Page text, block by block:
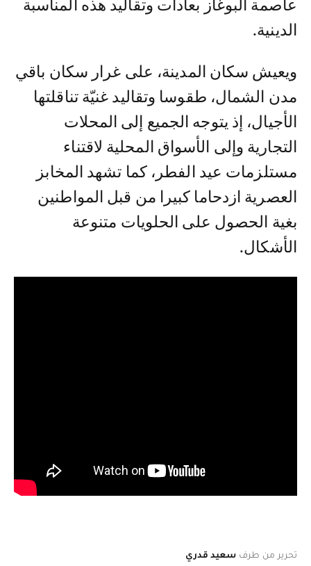
عاصمة البوغاز بعادات وتقاليد هذه المناسبة
الدينية.
ويعيش سكان المدينة، على غرار سكان باقي
مدن الشمال، طقوسا وتقاليد غنيّة تناقلتها
الأجيال، إذ يتوجه الجميع إلى المحلات
التجارية وإلى الأسواق المحلية لاقتناء
مستلزمات عيد الفطر، كما تشهد المخابز
العصرية ازدحاما كبيرا من قبل المواطنين
بغية الحصول على الحلويات متنوعة
الأشكال.
تحرير من طرف سعيد قدري